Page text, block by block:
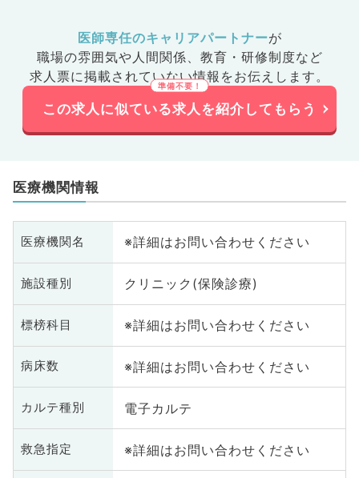
医師専任のキャリアパートナーが
職場の雰囲気や人間関係、 教育・研修制度など
求人票に掲載されていない情報をお伝えします。
この求人に似ている求人を紹介してもらう
医療機関情報
医療機関名 ※詳細はお問い合わせください
施設種別 クリニック(保険診療)
標榜科目 ※詳細はお問い合わせください
病床数 ※詳細はお問い合わせください
カルテ種別 電子カルテ
救急指定 ※詳細はお問い合わせください